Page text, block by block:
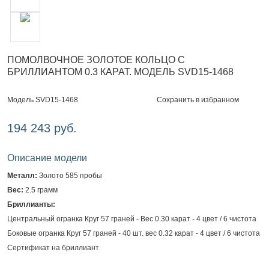
ПОМОЛВОЧНОЕ ЗОЛОТОЕ КОЛЬЦО С
БРИЛЛИАНТОМ 0.3 КАРАТ. МОДЕЛЬ SVD15-1468
Модель SVD15-1468 Сохранить в избранном
194 243 руб.
Описание модели
Металл: Золото 585 пробы
Вес: 2.5 грамм
Бриллианты:
Центральный огранка Круг 57 граней - Вес 0.30 карат - 4 цвет / 6 чистота
Боковые огранка Круг 57 граней - 40 шт. вес 0.32 карат - 4 цвет / 6 чистота
Сертификат на бриллиант